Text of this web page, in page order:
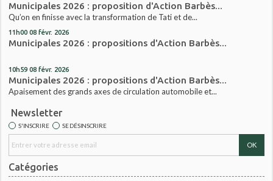
Municipales 2026 : proposition d'Action Barbès...
Qu’on en finisse avec la transformation de Tati et de...
11h00 08 févr. 2026
Municipales 2026 : propositions d'Action Barbès...
10h59 08 févr. 2026
Municipales 2026 : propositions d'Action Barbès...
Apaisement des grands axes de circulation automobile et...
Newsletter
S'INSCRIRE SE DÉSINSCRIRE
Catégories